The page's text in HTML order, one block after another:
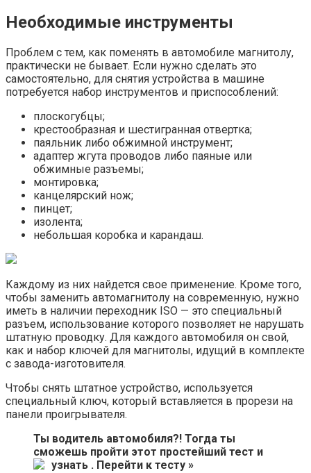
Необходимые инструменты
Проблем с тем, как поменять в автомобиле магнитолу,
практически не бывает. Если нужно сделать это
самостоятельно, для снятия устройства в машине
потребуется набор инструментов и приспособлений:
плоскогубцы;
крестообразная и шестигранная отвертка;
паяльник либо обжимной инструмент;
адаптер жгута проводов либо паяные или
обжимные разъемы;
монтировка;
канцелярский нож;
пинцет;
изолента;
небольшая коробка и карандаш.
Каждому из них найдется свое применение. Кроме того,
чтобы заменить автомагнитолу на современную, нужно
иметь в наличии переходник ISO — это специальный
разъем, использование которого позволяет не нарушать
штатную проводку. Для каждого автомобиля он свой,
как и набор ключей для магнитолы, идущий в комплекте
с завода-изготовителя.
Чтобы снять штатное устройство, используется
специальный ключ, который вставляется в прорези на
панели проигрывателя.
Ты водитель автомобиля?! Тогда ты
сможешь пройти этот простейший тест и
узнать . Перейти к тесту »